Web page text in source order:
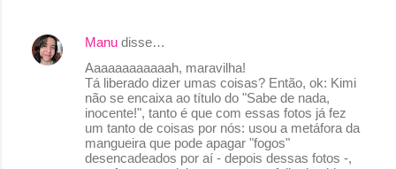
Manu disse…
Aaaaaaaaaaaah, maravilha!
Tá liberado dizer umas coisas? Então, ok: Kimi
não se encaixa ao título do "Sabe de nada,
inocente!", tanto é que com essas fotos já fez
um tanto de coisas por nós: usou a metáfora da
mangueira que pode apagar "fogos"
desencadeados por aí - depois dessas fotos -,